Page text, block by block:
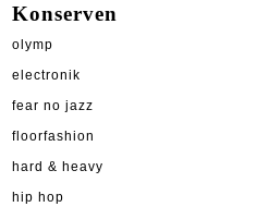
Konserven
olymp
electronik
fear no jazz
floorfashion
hard & heavy
hip hop